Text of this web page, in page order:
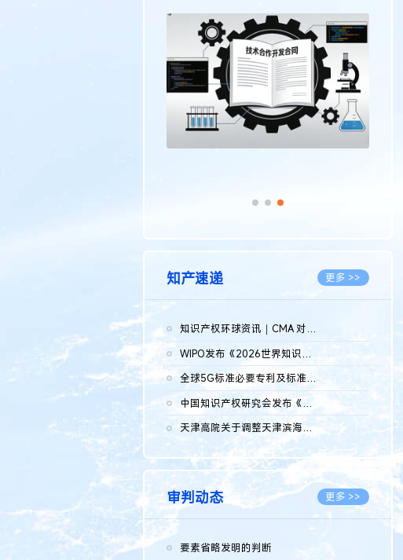
传统文化 更多 >>
知产速递 更多 >>
知识产权环球资讯｜CMA 对微软发起调查；批量搬运二手平台数据构...
WIPO发布《2026世界知识产权报告》 含报告全文
全球5G标准必要专利及标准提案研究报告（2026年）全文发布
中国知识产权研究会发布《2025年度中国企业海外知识产权纠纷调查...
2026.08.07
天津高院关于调整天津滨海高新技术产业开发区华苑科技园一审普通...
2026.08.07
审判动态 更多 >>
要素省略发明的判断